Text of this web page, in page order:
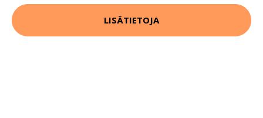
LISÄTIETOJA